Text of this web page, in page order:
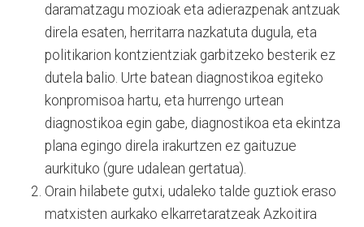
daramatzagu mozioak eta adierazpenak antzuak
direla esaten, herritarra nazkatuta dugula, eta
politikarion kontzientziak garbitzeko besterik ez
dutela balio. Urte batean diagnostikoa egiteko
konpromisoa hartu, eta hurrengo urtean
diagnostikoa egin gabe, diagnostikoa eta ekintza
plana egingo direla irakurtzen ez gaituzue
aurkituko (gure udalean gertatua).
Orain hilabete gutxi, udaleko talde guztiok eraso
matxisten aurkako elkarretaratzeak Azkoitira